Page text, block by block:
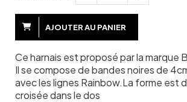
AJOUTER AU PANIER
Ce harnais est proposé par la marque
Il se compose de bandes noires de
avec les lignes Rainbow.La forme est
croisée dans le dos